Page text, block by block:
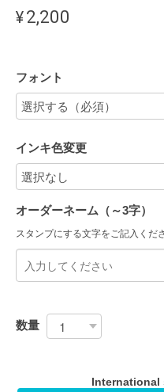
¥2,200
フォント
インキ色変更
オーダーネーム（～3字）
スタンプにする文字をご記入くだ
数量
International